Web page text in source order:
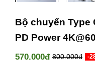
Bộ chuyển Type
PD Power
570.000đ 800.000đ -